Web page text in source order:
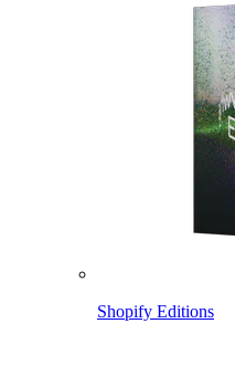
Shopify Editions